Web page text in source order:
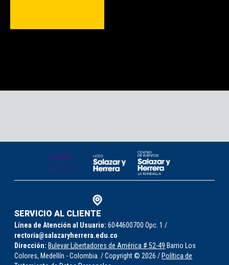
SERVICIO AL CLIENTE
Línea de Atención al Usuario: 6044600700 Opc. 1 /
rectoria@salazaryherrera.edu.co
Dirección: Bulevar Libertadores de América # 52-49 Barrio Los
Colores, Medellín - Colombia. / Copyright © 2026 / Política de